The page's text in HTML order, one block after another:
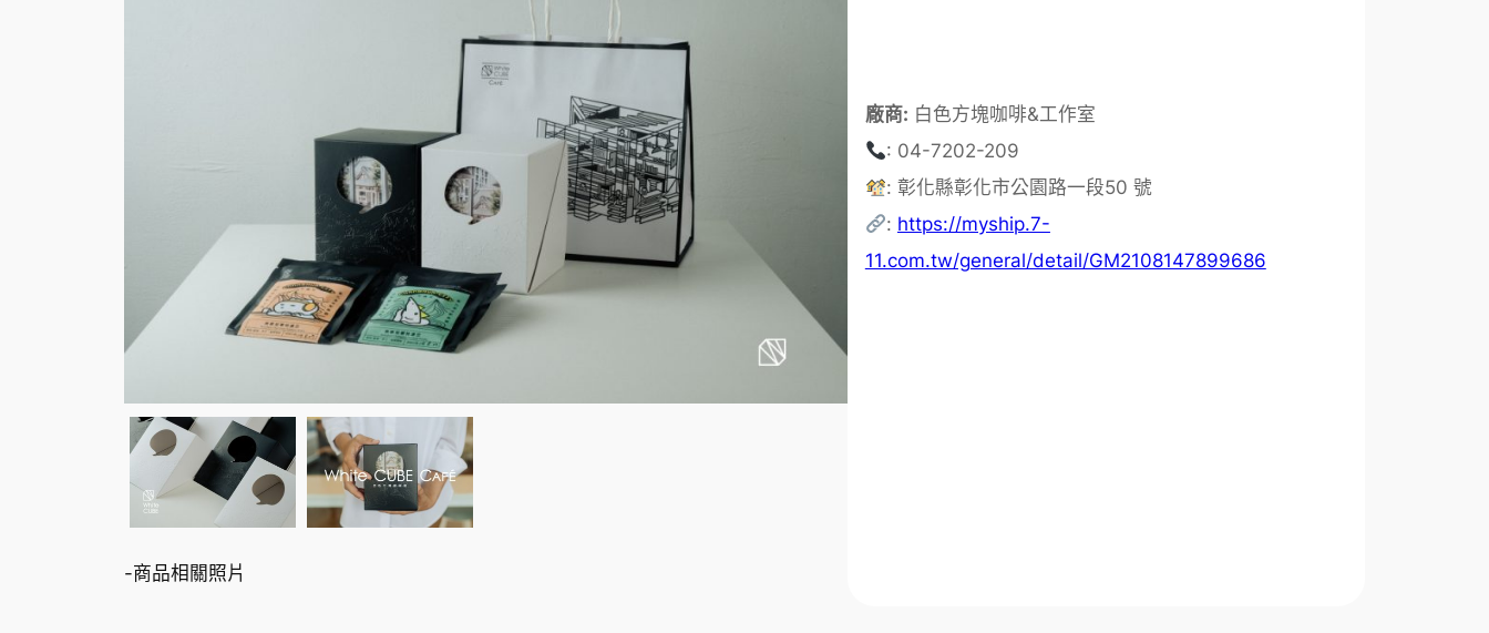
-商品相關照片
廠商: 白色方塊咖啡&工作室
: 04-7202-209
: 彰化縣彰化市公園路一段50 號
: https://myship.7-
11.com.tw/general/detail/GM2108147899686